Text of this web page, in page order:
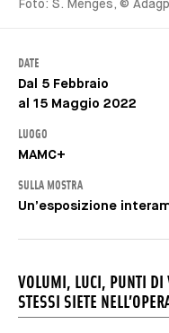
Foto: S. Menges, ©
DATE
Dal 5 Febbraio
al 15 Maggio 2022
LUOGO
MAMC+
SULLA MOSTRA
Un’esposizione
VOLUMI, LUCI, PUNTI DI
STESSI SIETE